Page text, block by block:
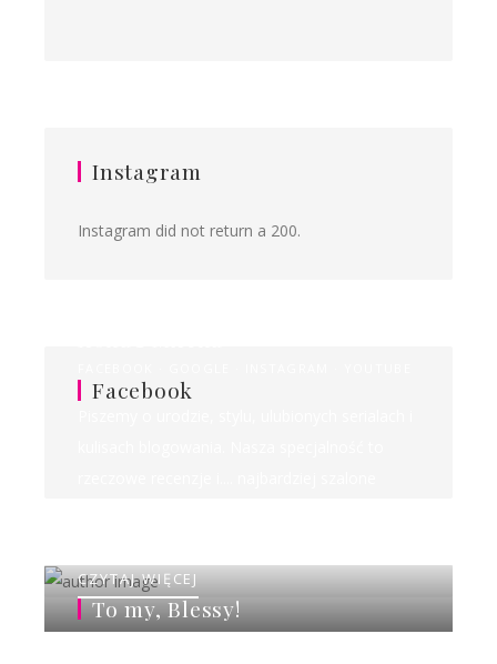
Instagram
Instagram did not return a 200.
Facebook
To my, Blessy!
CZYTAJ WIĘCEJ